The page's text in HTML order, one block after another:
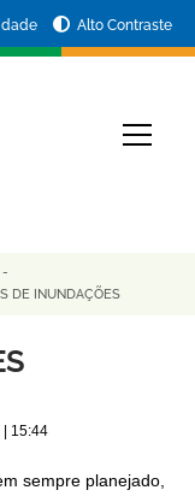
Alto Contraste
-
DE INUNDAÇÕES
| 15:44
sempre planejado,